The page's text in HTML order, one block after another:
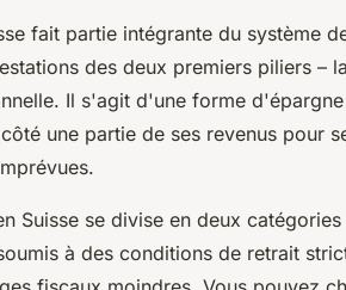
fait partie intégrante du système
des deux premiers piliers –
Il s'agit d'une forme
une partie de ses revenus pour
Suisse se divise en deux
à des conditions de retrait